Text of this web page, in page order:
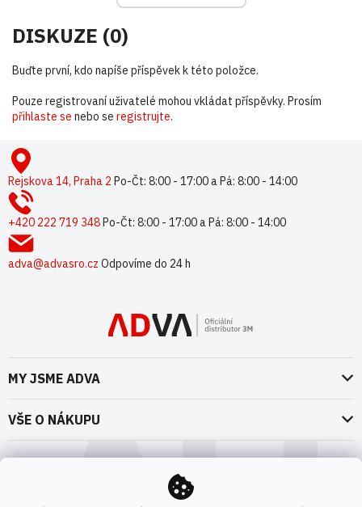
DISKUZE (0)
Buďte první, kdo napíše příspěvek k této položce.
Pouze registrovaní uživatelé mohou vkládat příspěvky. Prosím
přihlaste se nebo se registrujte.
pRejskova 14, Praha 2 Po-Čt: 8:00 - 17:00 a Pá: 8:00 - 14:00
+420 222 719 348 Po-Čt: 8:00 - 17:00 a Pá: 8:00 - 14:00
adva@advasro.cz Odpovíme do 24 h
MY JSME ADVA
O nás
Naše dokumenty
VŠE O NÁKUPU
Doprava a platba
VOP pro spotřebitele - fyzické osoby